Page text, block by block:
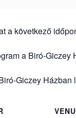
a következő
a Biró-
Giczey Házban